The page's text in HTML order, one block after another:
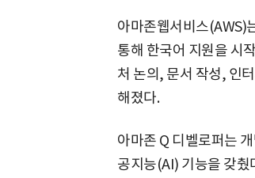
아마존웹서비스
통해 한국어 지원을 시
처 논의, 문서 작성, 인
해졌다.
아마존 Q 디벨로퍼는
공지능(AI) 기능을 갖췄